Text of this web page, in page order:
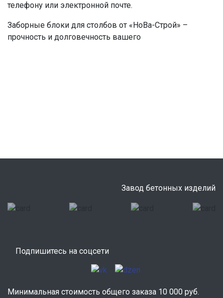
телефону или электронной почте.
Заборные блоки для столбов от «НоВа-Строй» –
прочность и долговечность вашего
Завод бетонных изделий
Подпишитесь на соцсети
Минимальная стоимость общего заказа 10 000 руб.